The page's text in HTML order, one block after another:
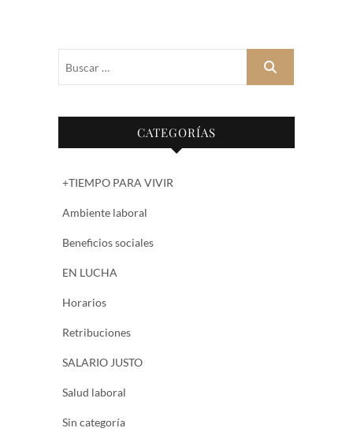
Buscar
CATEGORÍAS
+TIEMPO PARA VIVIR
Ambiente laboral
Beneficios sociales
EN LUCHA
Horarios
Retribuciones
SALARIO JUSTO
Salud laboral
Sin categoría